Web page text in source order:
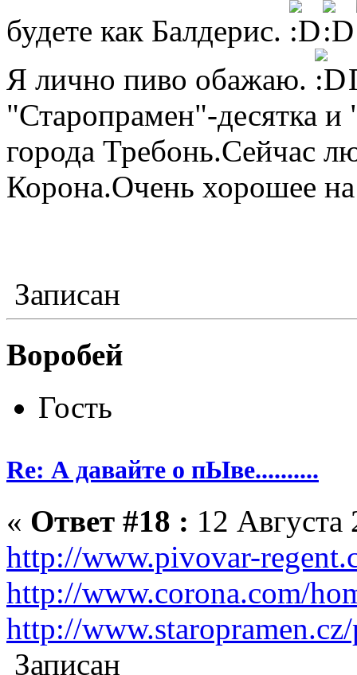
будете как Балдерис.
Я лично пиво обажаю.
"Старопрамен"-десятка
города Требонь.Сейчас
Корона.Очень хорошее
Записан
Воробей
Гость
Re: А давайте о пЫве..........
« Ответ #18 : 12
http://www.pivovar-
http://www.corona.com/
http://
Записан